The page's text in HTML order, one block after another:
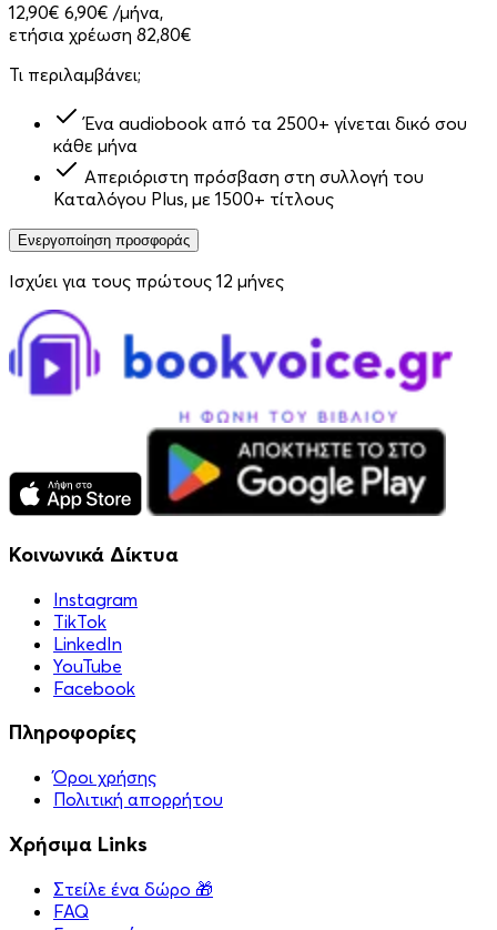
12,90€ 6,90€ /μήνα,
ετήσια χρέωση 82,80€
Τι περιλαμβάνει;
Ένα audiobook από τα 2500+ γίνεται δικό σου
κάθε μήνα
Απεριόριστη πρόσβαση στη συλλογή του
Καταλόγου Plus, με 1500+ τίτλους
Ενεργοποίηση προσφοράς
Ισχύει για τους πρώτους 12 μήνες
Κοινωνικά Δίκτυα
Instagram
TikTok
LinkedIn
YouTube
Facebook
Πληροφορίες
Όροι χρήσης
Πολιτική απορρήτου
Χρήσιμα Links
Στείλε ένα δώρο 🎁
FAQ